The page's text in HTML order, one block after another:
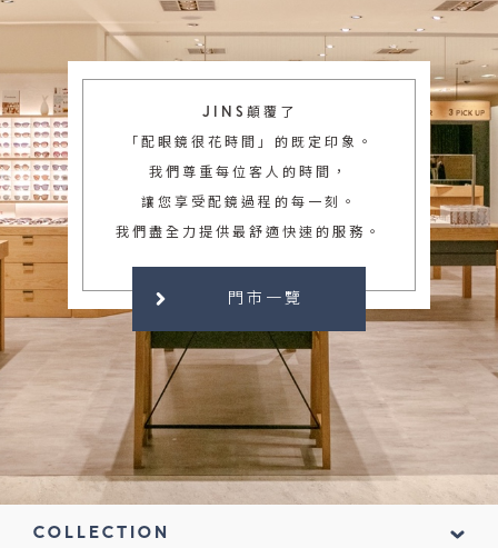
JINS顛覆了
「配眼鏡很花時間」的既定印象。
我們尊重每位客人的時間，
讓您享受配鏡過程的每一刻。
我們盡全力提供最舒適快速的服務。
門市一覽
COLLECTION